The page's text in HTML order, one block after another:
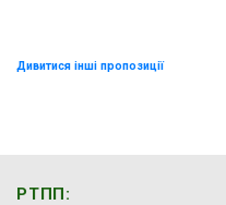
Дивитися інші пропозиції
РТПП: